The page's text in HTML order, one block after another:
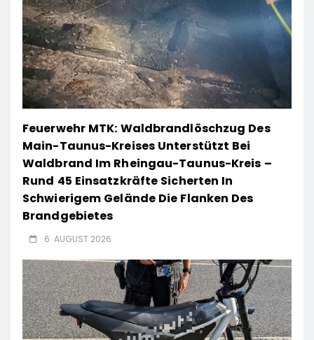
Feuerwehr MTK: Waldbrandlöschzug Des
Main-Taunus-Kreises Unterstützt Bei
Waldbrand Im Rheingau-Taunus-Kreis –
Rund 45 Einsatzkräfte Sicherten In
Schwierigem Gelände Die Flanken Des
Brandgebietes
6. AUGUST 2026